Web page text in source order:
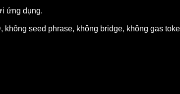
ứng dụng.
seed phrase, không bridge, không gas